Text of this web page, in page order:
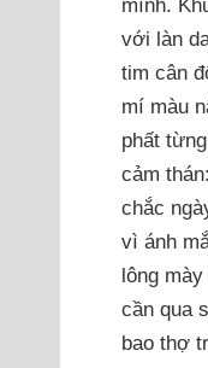
với làn
tim cân
mí màu
phất
cảm
chắc
vì ánh
lông
cần qua
bao thợ